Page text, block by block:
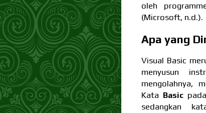
oleh
(Microsoft, n.d.).
Apa yang
Visual Basic
menyusun
mengolahnya,
Kata Basic
sedangkan